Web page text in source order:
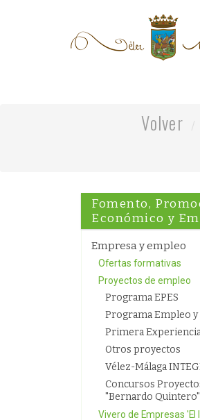
Volver
Fomento,
Económico y
Empresa y empleo
Ofertas formativas
Proyectos de empleo
Programa EPES
Programa Empleo
Primera
Otros proyectos
Vélez-Málaga
Concursos
"Bernardo Quintero"
Vivero de Empresas 'El